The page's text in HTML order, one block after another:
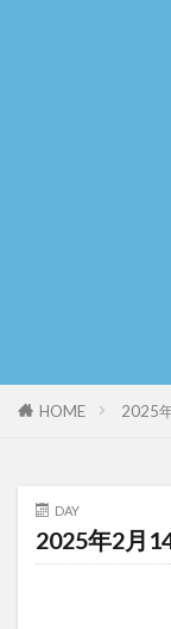
HOME 2025
DAY
2025年2月